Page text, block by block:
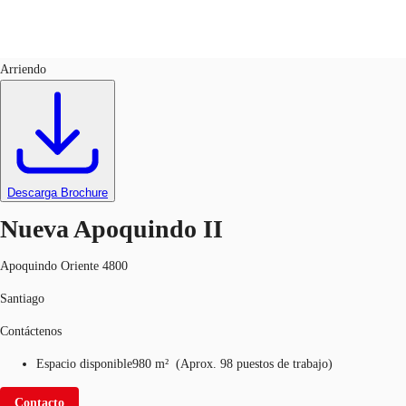
Nuestros servicios
Arriendo
Descarga Brochure
Nueva Apoquindo II
Apoquindo Oriente 4800
Santiago
Contáctenos
Espacio disponible980 m² (Aprox. 98 puestos de trabajo)
Contacto